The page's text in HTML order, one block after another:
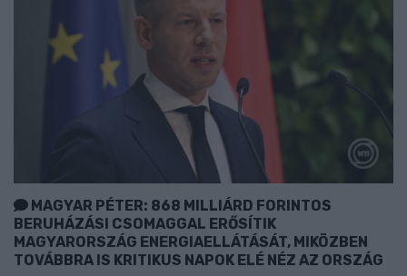
MAGYAR PÉTER: 868 MILLIÁRD FORINTOS
BERUHÁZÁSI CSOMAGGAL ERŐSÍTIK
MAGYARORSZÁG ENERGIAELLÁTÁSÁT, MIKÖZBEN
TOVÁBBRA IS KRITIKUS NAPOK ELÉ NÉZ AZ ORSZÁG